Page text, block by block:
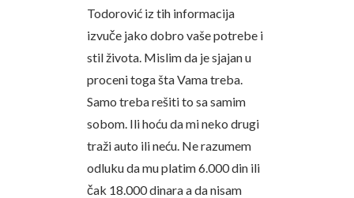
Todorović iz tih informacija
izvuče jako dobro vaše potrebe i
stil života. Mislim da je sjajan u
proceni toga šta Vama treba.
Samo treba rešiti to sa samim
sobom. Ili hoću da mi neko drugi
traži auto ili neću. Ne razumem
odluku da mu platim 6.000 din ili
čak 18.000 dinara a da nisam